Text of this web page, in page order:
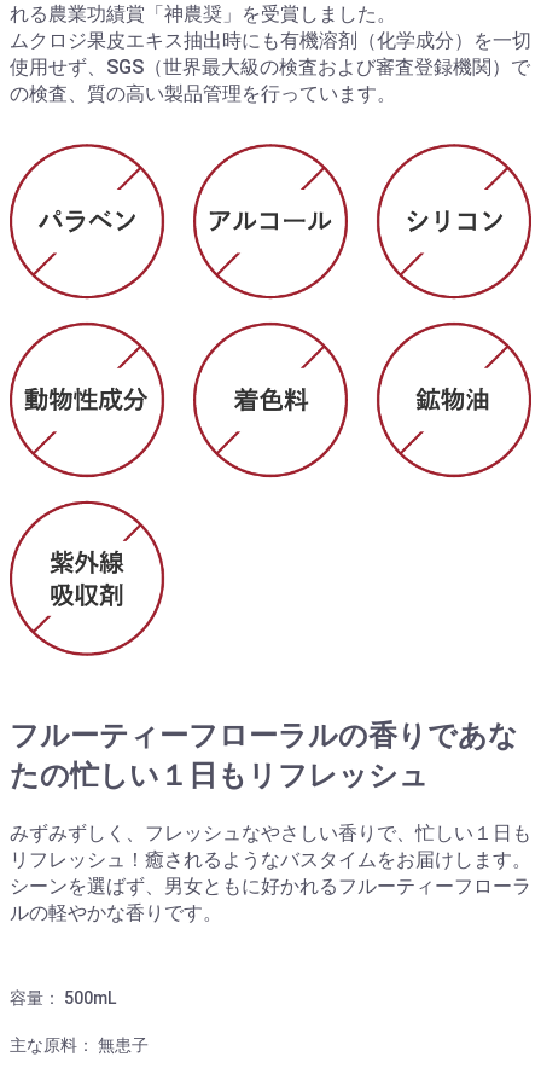
れる農業功績賞「神農奨」を受賞しました。
ムクロジ果皮エキス抽出時にも有機溶剤（化学成分）を一切
使用せず、SGS（世界最大級の検査および審査登録機関）で
の検査、質の高い製品管理を行っています。
フルーティーフローラルの香りであな
たの忙しい１日もリフレッシュ
みずみずしく、フレッシュなやさしい香りで、忙しい１日も
リフレッシュ！癒されるようなバスタイムをお届けします。
シーンを選ばず、男女ともに好かれるフルーティーフローラ
ルの軽やかな香りです。
容量： 500mL
主な原料： 無患子